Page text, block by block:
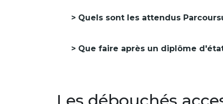
Quels sont les attendus
Que faire après un diplôme